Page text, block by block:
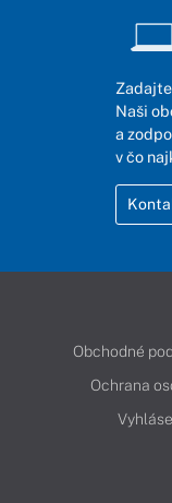
Naši
a
v čo
Obchodné
Ochrana